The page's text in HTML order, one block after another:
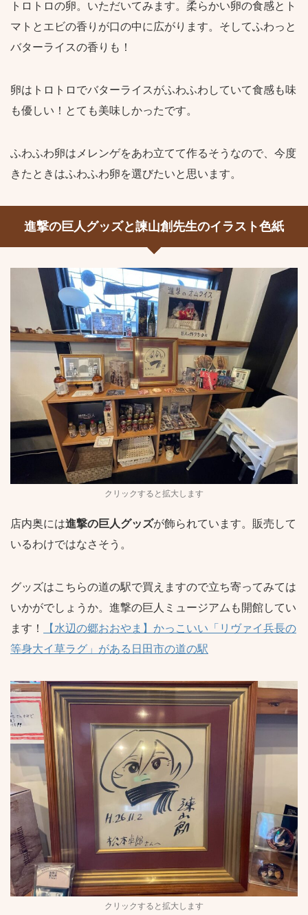
トロトロの卵。いただいてみます。柔らかい卵の食感とト
マトとエビの香りが口の中に広がります。そしてふわっと
バターライスの香りも！
卵はトロトロでバターライスがふわふわしていて食感も味
も優しい！とても美味しかったです。
ふわふわ卵はメレンゲをあわ立てて作るそうなので、今度
きたときはふわふわ卵を選びたいと思います。
進撃の巨人グッズと諫山創先生のイラスト色紙
クリックすると拡大します
店内奥には進撃の巨人グッズが飾られています。販売して
いるわけではなさそう。
グッズはこちらの道の駅で買えますので立ち寄ってみては
いかがでしょうか。進撃の巨人ミュージアムも開館してい
ます！
【水辺の郷おおやま】かっこいい「リヴァイ兵長の
等身大イ草ラグ」がある日田市の道の駅
クリックすると拡大します